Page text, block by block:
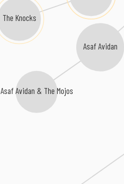
Asaf Avidan
The Knocks
Asaf Avidan & The Mojos